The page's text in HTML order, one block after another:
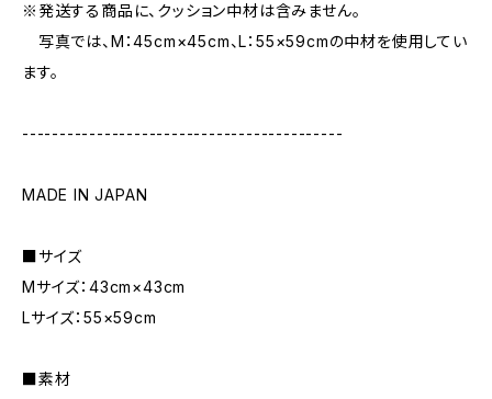
※発送する商品に、クッション中材は含みません。
写真では、M：45cm×45cm、L：55×59cmの中材を使用してい
ます。
-------------------------------------------
MADE IN JAPAN
■サイズ
Mサイズ：43cm×43cm
Lサイズ：55×59cm
■素材